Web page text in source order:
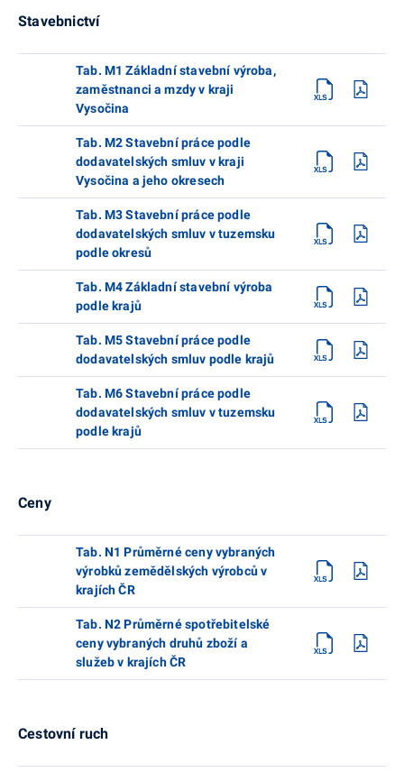
Stavebnictví
Tab. M1 Základní stavební výroba,
zaměstnanci a mzdy v kraji
Vysočina
Tab. M2 Stavební práce podle
dodavatelských smluv v kraji
Vysočina a jeho okresech
Tab. M3 Stavební práce podle
dodavatelských smluv v tuzemsku
podle okresů
Tab. M4 Základní stavební výroba
podle krajů
Tab. M5 Stavební práce podle
dodavatelských smluv podle krajů
Tab. M6 Stavební práce podle
dodavatelských smluv v tuzemsku
podle krajů
Ceny
Tab. N1 Průměrné ceny vybraných
výrobků zemědělských výrobců v
krajích ČR
Tab. N2 Průměrné spotřebitelské
ceny vybraných druhů zboží a
služeb v krajích ČR
Cestovní ruch